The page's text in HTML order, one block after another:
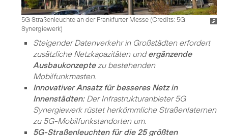
5G Straßenleuchte an der Frankfurter Messe (Credits: 5G
Synergiewerk)
Steigender Datenverkehr in Großstädten erfordert
zusätzliche Netzkapazitäten undergänzende
Ausbaukonzeptezu bestehenden
Mobilfunkmasten.
Innovativer Ansatz für besseres Netz in
Innenstädten:Der Infrastrukturanbieter 5G
Synergiewerk rüstet herkömmliche Straßenlaternen
zu 5G-Mobilfunkstandorten um.
5G-Straßenleuchten für die 25 größten